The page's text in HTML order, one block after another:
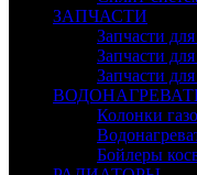
ЗАПЧАСТИ
Запчасти
Запчасти
Запчасти
Колонки
Бойлеры